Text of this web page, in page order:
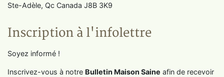
Ste-Adèle, Qc Canada J8B 3K9
Inscription à l'infolettre
Soyez informé !
Inscrivez-vous à notre Bulletin Maison Saine afin de recevoir